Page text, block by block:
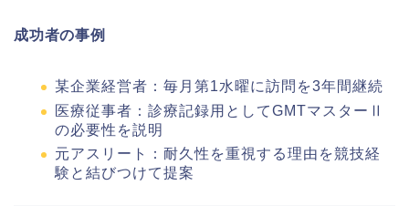
成功者の事例
某企業経営者：毎月第1水曜に訪問を3年間継続
医療従事者：診療記録用としてGMTマスターⅡ
の必要性を説明
元アスリート：耐久性を重視する理由を競技経
験と結びつけて提案